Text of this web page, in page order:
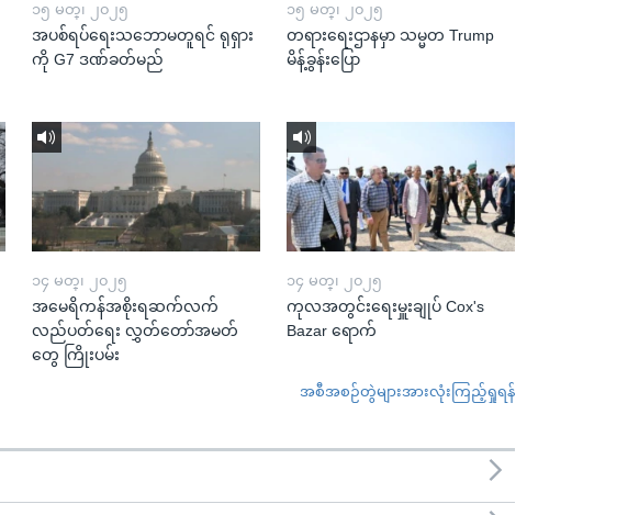
၁၅ မတ္၊ ၂၀၂၅
အပစ်ရပ်ရေးသဘောမတူရင် ရုရှား
ကို G7 ဒဏ်ခတ်မည်
၁၅ မတ္၊ ၂၀၂၅
တရားရေးဌာနမှာ သမ္မတ Trump
မိန့်ခွန်းပြော
၁၄ မတ္၊ ၂၀၂၅
အမေရိကန်အစိုးရဆက်လက်
လည်ပတ်ရေး လွှတ်တော်အမတ်
တွေ ကြိုးပမ်း
၁၄ မတ္၊ ၂၀၂၅
ကုလအတွင်းရေးမှူးချုပ် Cox's
Bazar ရောက်
အစီအစဉ်တွဲများအားလုံးကြည့်ရှုရန်